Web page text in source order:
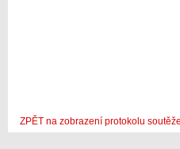
ZPĚT na zobrazení protokolu soutěže